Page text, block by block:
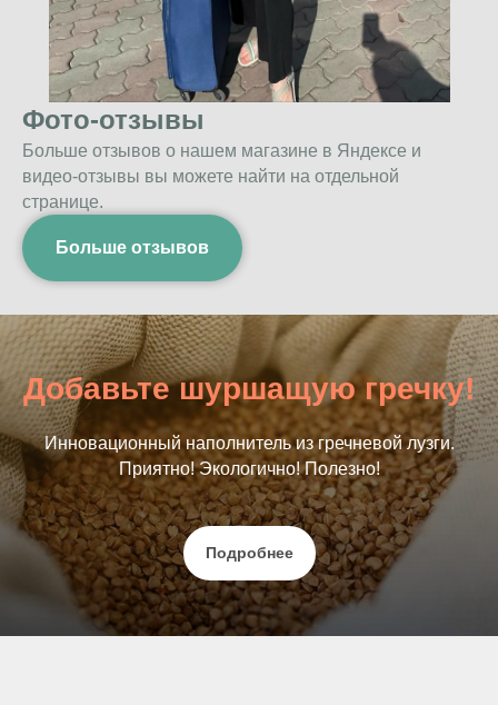
Фото-отзывы
Больше отзывов о нашем магазине в Яндексе и
видео-отзывы вы можете найти на отдельной
странице.
Больше отзывов
Добавьте шуршащую гречку!
Инновационный наполнитель из гречневой лузги.
Приятно! Экологично! Полезно!
Подробнее